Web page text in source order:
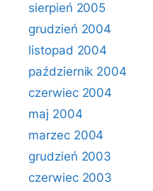
sierpień 2005
grudzień 2004
listopad 2004
październik 2004
czerwiec 2004
maj 2004
marzec 2004
grudzień 2003
czerwiec 2003